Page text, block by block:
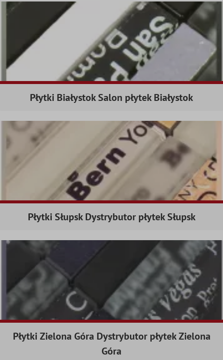
Płytki Białystok Salon płytek Białystok
Płytki Słupsk Dystrybutor płytek Słupsk
Płytki Zielona Góra Dystrybutor płytek Zielona
Góra